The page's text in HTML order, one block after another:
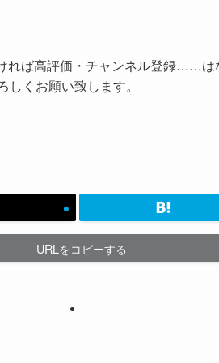
れば高評価・チャンネル登録……
くお願い致します。
URLをコピーする